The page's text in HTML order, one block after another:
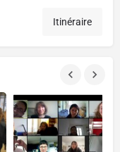
Itinéraire